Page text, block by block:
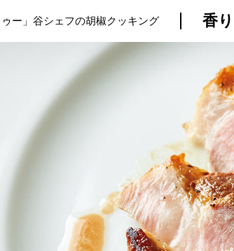
トッ
ゥー」谷シェフの胡椒クッキング 香